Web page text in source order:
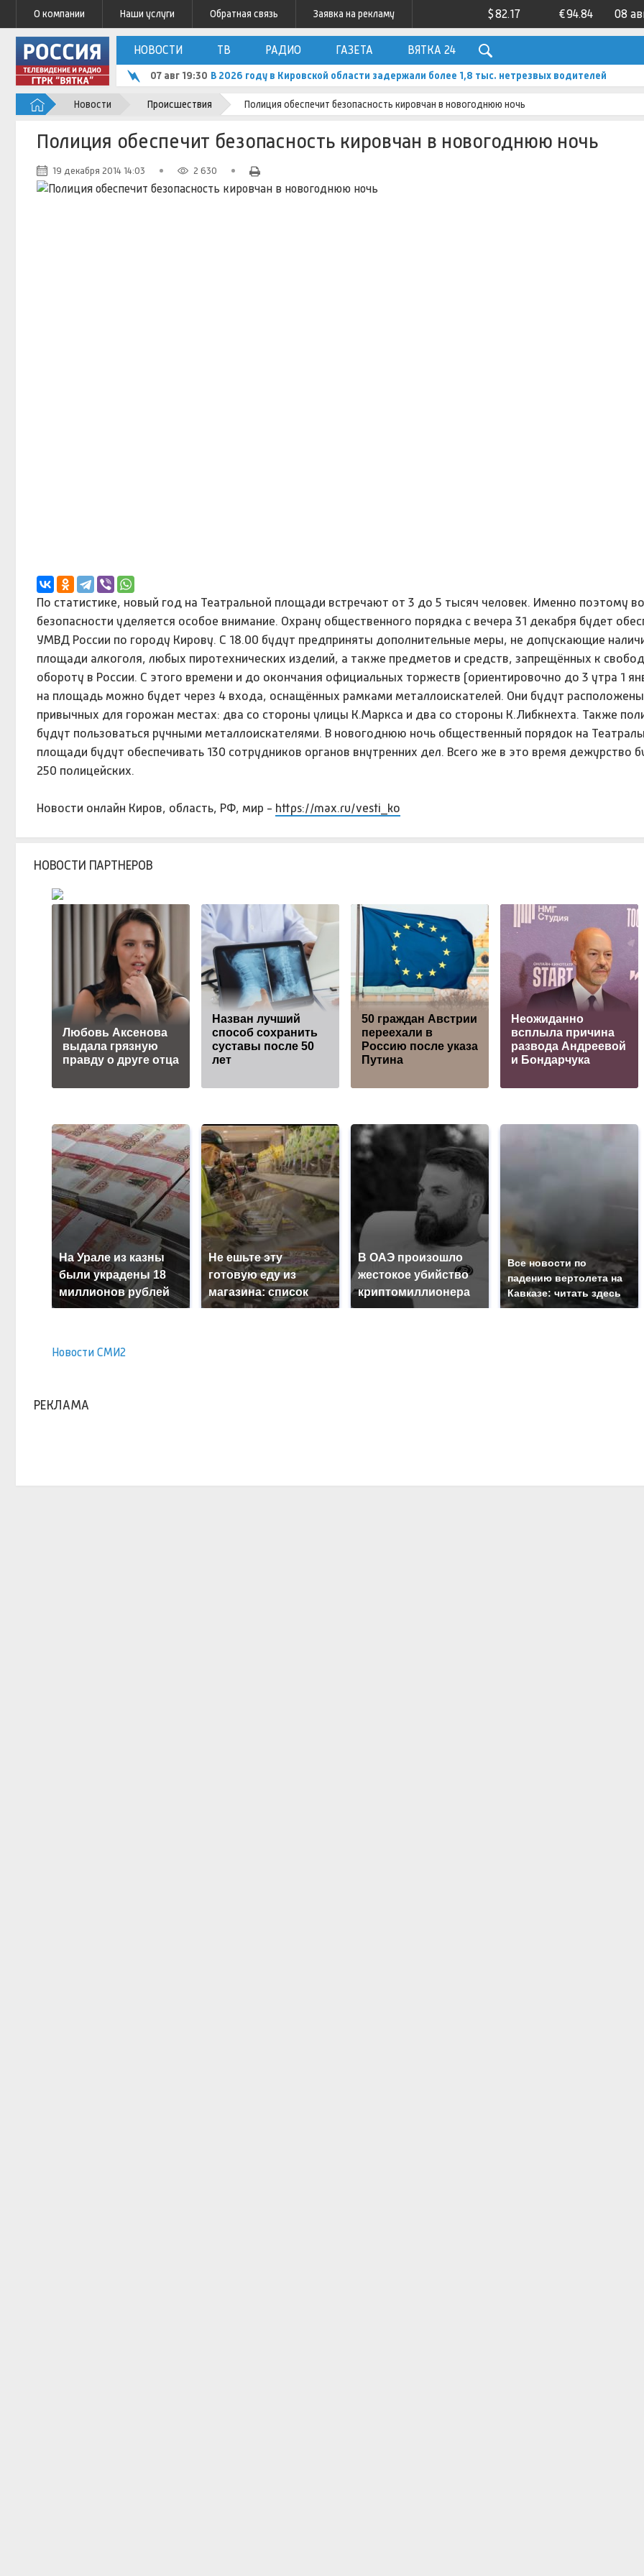
О компании Наши услуги Обратная связь Заявка на рекламу $82.17 €94.84 08
НОВОСТИ ТВ РАДИО ГАЗЕТА ВЯТКА 24
07 авг 19:30 В 2026 году в Кировской области задержали более 1,8 тыс. нетрезвых водителей
Новости Происшествия Полиция обеспечит безопасность кировчан в новогоднюю ночь
Полиция обеспечит безопасность кировчан в новогоднюю ночь
19 декабря 2014 14:03 2 630
По статистике, новый год на Театральной площади встречают от 3 до 5 тысяч человек. Именно поэтому
безопасности уделяется особое внимание. Охрану общественного порядка с вечера 31 декабря будет
УМВД России по городу Кирову. С 18.00 будут предприняты дополнительные меры, не допускающие
площади алкоголя, любых пиротехнических изделий, а также предметов и средств, запрещённых к
обороту в России. С этого времени и до окончания официальных торжеств (ориентировочно до 3 утра 1
на площадь можно будет через 4 входа, оснащённых рамками металлоискателей. Они будут
привычных для горожан местах: два со стороны улицы К.Маркса и два со стороны К.Либкнехта. Также
будут пользоваться ручными металлоискателями. В новогоднюю ночь общественный порядок на
площади будут обеспечивать 130 сотрудников органов внутренних дел. Всего же в это время дежурство
250 полицейских.
Новости онлайн Киров, область, РФ, мир - https://max.ru/vesti_ko
НОВОСТИ ПАРТНЕРОВ
Любовь Аксенова
выдала грязную
правду о друге отца
Назван лучший
способ сохранить
суставы после 50
лет
50 граждан Австрии
переехали в
Россию после указа
Путина
Неожиданно
всплыла причина
развода Андреевой
и Бондарчука
На Урале из казны
были украдены 18
миллионов рублей
Не ешьте эту
готовую еду из
магазина: список
В ОАЭ произошло
жестокое убийство
криптомиллионера
Все новости по
падению вертолета на
Кавказе: читать здесь
Новости СМИ2
РЕКЛАМА